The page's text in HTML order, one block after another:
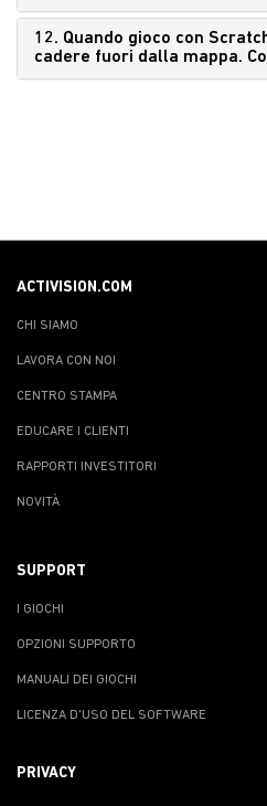
12. Quando gioco con
cadere fuori dalla mappa.
ACTIVISION.COM
CHI SIAMO
LAVORA CON NOI
CENTRO STAMPA
EDUCARE I CLIENTI
RAPPORTI INVESTITORI
NOVITÀ
SUPPORT
I GIOCHI
OPZIONI SUPPORTO
MANUALI DEI GIOCHI
LICENZA D'USO DEL SOFTWARE
PRIVACY